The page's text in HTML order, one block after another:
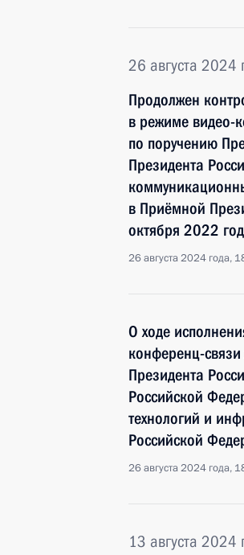
26 августа 2024
Продолжен
в режиме видео-
по поручению
Президента
в Приёмной
октября 2022
26 августа 2024 года,
О ходе
конференц-
Президента
Российской
технологий и
Российской
26 августа 2024 года,
13 августа 2024